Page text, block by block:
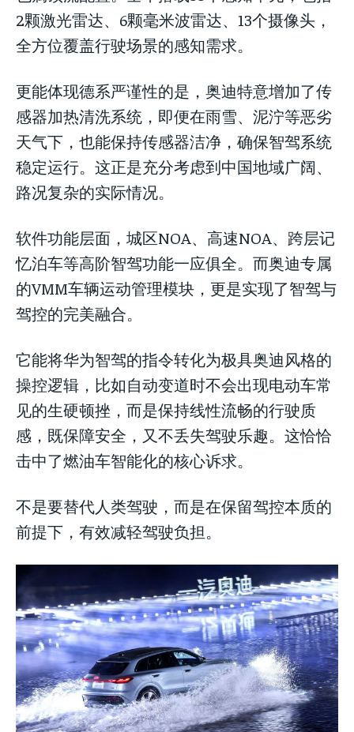
2颗激光雷达、6颗毫米波雷达、13个摄像头，
全方位覆盖行驶场景的感知需求。
更能体现德系严谨性的是，奥迪特意增加了传
感器加热清洗系统，即便在雨雪、泥泞等恶劣
天气下，也能保持传感器洁净，确保智驾系统
稳定运行。这正是充分考虑到中国地域广阔、
路况复杂的实际情况。
软件功能层面，城区NOA、高速NOA、跨层记
忆泊车等高阶智驾功能一应俱全。而奥迪专属
的VMM车辆运动管理模块，更是实现了智驾与
驾控的完美融合。
它能将华为智驾的指令转化为极具奥迪风格的
操控逻辑，比如自动变道时不会出现电动车常
见的生硬顿挫，而是保持线性流畅的行驶质
感，既保障安全，又不丢失驾驶乐趣。这恰恰
击中了燃油车智能化的核心诉求。
不是要替代人类驾驶，而是在保留驾控本质的
前提下，有效减轻驾驶负担。